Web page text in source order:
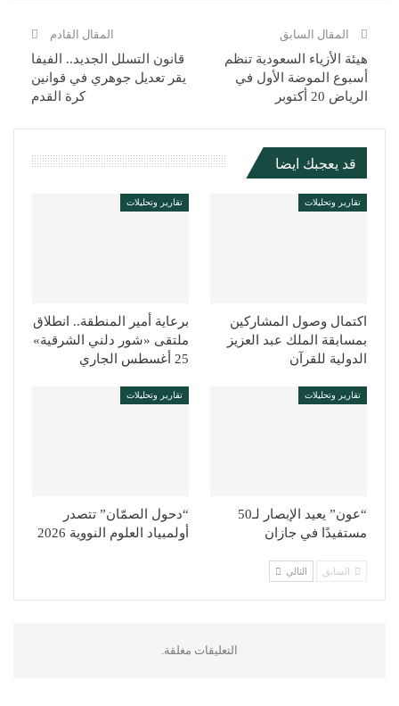
المقال السابق
هيئة الأزياء السعودية تنظم
أسبوع الموضة الأول في
الرياض 20 أكتوبر
المقال القادم
قانون التسلل الجديد.. الفيفا
يقر تعديل جوهري في قوانين
كرة القدم
قد يعجبك ايضا
تقارير وتحليلات
اكتمال وصول المشاركين
بمسابقة الملك عبد العزيز
الدولية للقرآن
تقارير وتحليلات
برعاية أمير المنطقة.. انطلاق
ملتقى «شور دلني الشرقية»
25 أغسطس الجاري
تقارير وتحليلات
“عون” يعيد الإبصار لـ50
مستفيدًا في جازان
تقارير وتحليلات
“دحول الصمّان” تتصدر
أولمبياد العلوم النووية 2026
السابق التالي
التعليقات مغلقة.